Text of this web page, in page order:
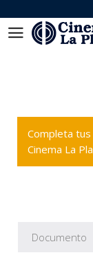
Completa
Cinema La